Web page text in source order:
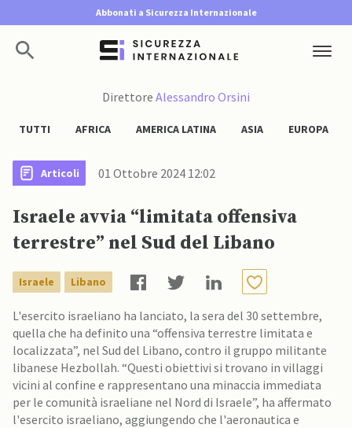
Abbonati a Sicurezza Internazionale
Direttore Alessandro Orsini
TUTTI AFRICA AMERICA LATINA ASIA EUROPA
Articoli 01 Ottobre 2024 12:02
Israele avvia “limitata offensiva
terrestre” nel Sud del Libano
Israele Libano
L'esercito israeliano ha lanciato, la sera del 30 settembre,
quella che ha definito una “offensiva terrestre limitata e
localizzata”, nel Sud del Libano, contro il gruppo militante
libanese Hezbollah. “Questi obiettivi si trovano in villaggi
vicini al confine e rappresentano una minaccia immediata
per le comunità israeliane nel Nord di Israele”, ha affermato
l'esercito israeliano, aggiungendo che l'aeronautica e